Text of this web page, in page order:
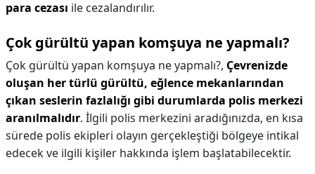
para cezası ile cezalandırılır.
Çok gürültü yapan komşuya ne yapmalı?
Çok gürültü yapan komşuya ne yapmalı?, Çevrenizde
oluşan her türlü gürültü, eğlence mekanlarından
çıkan seslerin fazlalığı gibi durumlarda polis merkezi
aranılmalıdır. İlgili polis merkezini aradığınızda, en kısa
sürede polis ekipleri olayın gerçekleştiği bölgeye intikal
edecek ve ilgili kişiler hakkında işlem başlatabilecektir.